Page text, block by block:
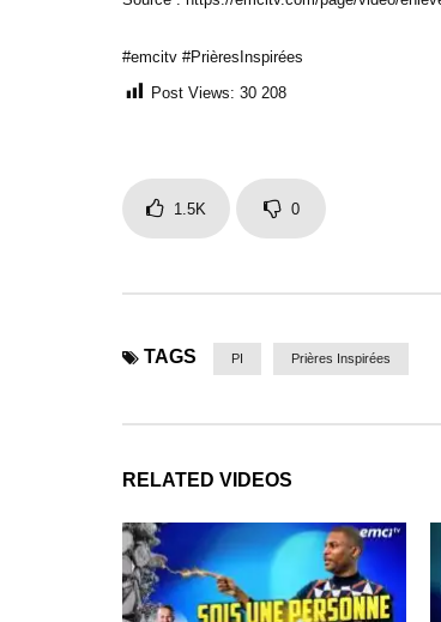
#emcitv #PrièresInspirées
Post Views: 30 208
1.5K 0
TAGS PI Prières Inspirées
RELATED VIDEOS